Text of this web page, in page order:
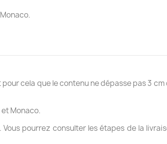
pour cela que le contenu ne dépasse pas 3
Monaco.
pourrez consulter les étapes de la